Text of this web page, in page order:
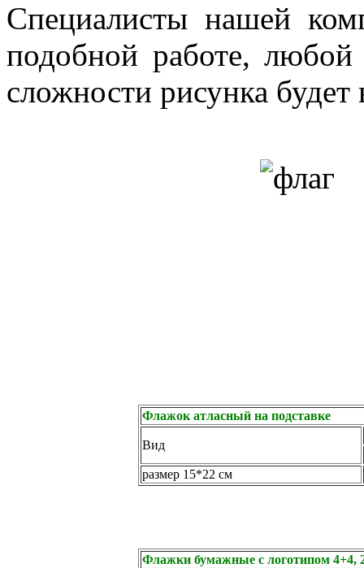
Специалисты нашей
подобной работе, любой
сложности рисунка
Флажок атласный на подставке
Вид
размер 15*22 см
Флажки бумажные с логотипом 4+4,